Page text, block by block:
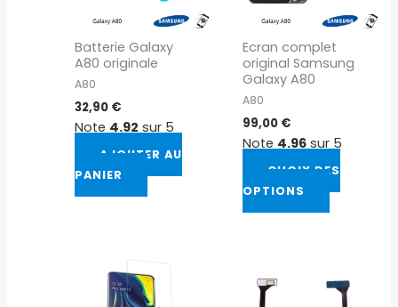
Batterie Galaxy
A80 originale
A80
32,90 €
Note 4.92 sur 5
AJOUTER AU
PANIER
Ecran complet
original Samsung
Galaxy A80
A80
99,00 €
Note 4.96 sur 5
CHOIX DES
OPTIONS
options
peuvent
être
choisies
du
produit